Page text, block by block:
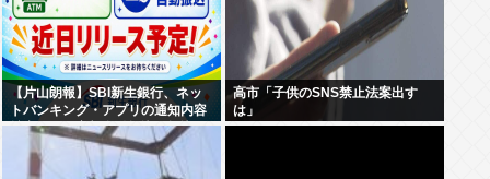
【片山朗報】SBI新生銀行、ネッ
トバンキング・アプリの通知内容
拡充および定額自動振込・振込予
約機能を追加
高市「子供のSNS禁止法案出す
は」